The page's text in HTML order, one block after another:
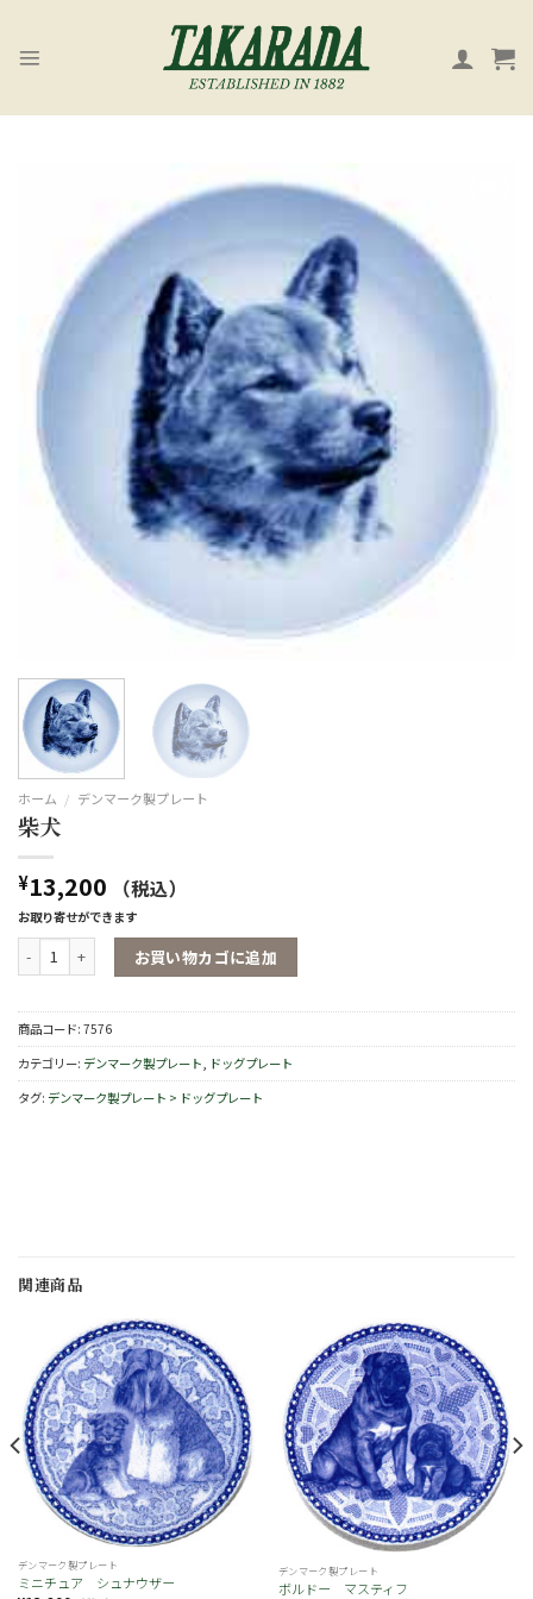
content
ホーム / デンマーク製プレート
柴犬
¥13,200 （税込）
お取り寄せができます
柴犬個 お買い物カゴに追加
商品コード: 7576
カテゴリー: デンマーク製プレート, ドッグプレート
タグ: デンマーク製プレート > ドッグプレート
関連商品
お
気
に
入
り
デンマーク製プレート
ミニチュア シュナウザー
お
気
に
入
り
デンマーク製プレート
ボルドー マスティフ